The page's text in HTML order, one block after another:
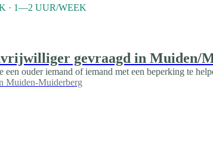
· 1—2 UUR/WEEK
gevraagd in Muiden/
een ouder iemand of iemand met een beperking te
Muiden-Muiderberg